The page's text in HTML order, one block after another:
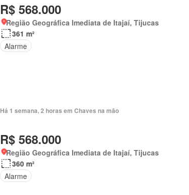
R$ 568.000
Região Geográfica Imediata de Itajaí, Tijucas
361 m²
Alarme
Há 1 semana, 2 horas em Chaves na mão
R$ 568.000
Região Geográfica Imediata de Itajaí, Tijucas
360 m²
Alarme